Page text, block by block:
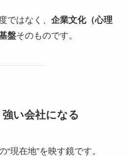
ではなく、 企業文化（心理
盤そのものです。
い会社になる
現在地”を映す鏡です。